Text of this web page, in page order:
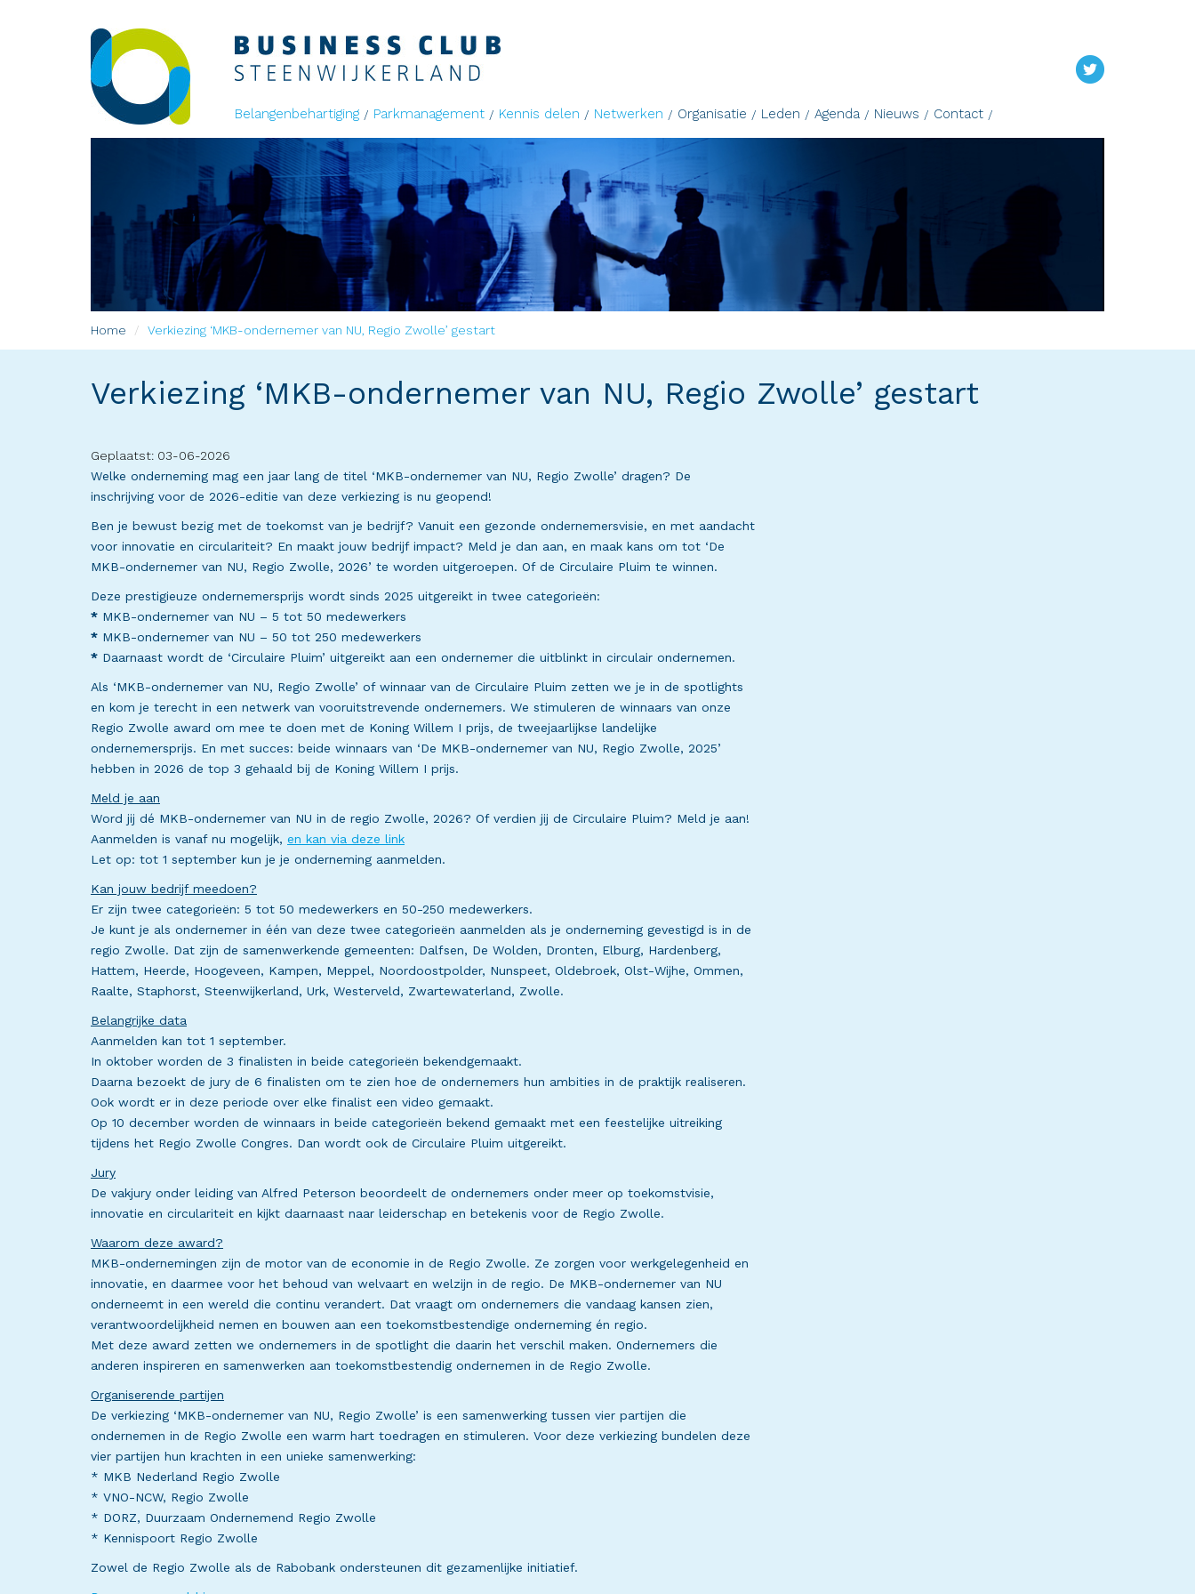
Belangenbehartiging Parkmanagement Kennis delen Netwerken Organisatie Leden Agenda Nieuws Contact
Home Verkiezing ‘MKB-ondernemer van NU, Regio Zwolle’ gestart
Verkiezing ‘MKB-ondernemer van NU, Regio Zwolle’ gestart
Geplaatst: 03-06-2026
Welke onderneming mag een jaar lang de titel ‘MKB-ondernemer van NU, Regio Zwolle’ dragen? De
inschrijving voor de 2026-editie van deze verkiezing is nu geopend!
Ben je bewust bezig met de toekomst van je bedrijf? Vanuit een gezonde ondernemersvisie, en met aandacht
voor innovatie en circulariteit? En maakt jouw bedrijf impact? Meld je dan aan, en maak kans om tot ‘De
MKB-ondernemer van NU, Regio Zwolle, 2026’ te worden uitgeroepen. Of de Circulaire Pluim te winnen.
Deze prestigieuze ondernemersprijs wordt sinds 2025 uitgereikt in twee categorieën:
* MKB-ondernemer van NU – 5 tot 50 medewerkers
* MKB-ondernemer van NU – 50 tot 250 medewerkers
* Daarnaast wordt de ‘Circulaire Pluim’ uitgereikt aan een ondernemer die uitblinkt in circulair ondernemen.
Als ‘MKB-ondernemer van NU, Regio Zwolle’ of winnaar van de Circulaire Pluim zetten we je in de spotlights
en kom je terecht in een netwerk van vooruitstrevende ondernemers. We stimuleren de winnaars van onze
Regio Zwolle award om mee te doen met de Koning Willem I prijs, de tweejaarlijkse landelijke
ondernemersprijs. En met succes: beide winnaars van ‘De MKB-ondernemer van NU, Regio Zwolle, 2025’
hebben in 2026 de top 3 gehaald bij de Koning Willem I prijs.
Meld je aan
Word jij dé MKB-ondernemer van NU in de regio Zwolle, 2026? Of verdien jij de Circulaire Pluim? Meld je aan!
Aanmelden is vanaf nu mogelijk, en kan via deze link
Let op: tot 1 september kun je je onderneming aanmelden.
Kan jouw bedrijf meedoen?
Er zijn twee categorieën: 5 tot 50 medewerkers en 50-250 medewerkers.
Je kunt je als ondernemer in één van deze twee categorieën aanmelden als je onderneming gevestigd is in de
regio Zwolle. Dat zijn de samenwerkende gemeenten: Dalfsen, De Wolden, Dronten, Elburg, Hardenberg,
Hattem, Heerde, Hoogeveen, Kampen, Meppel, Noordoostpolder, Nunspeet, Oldebroek, Olst-Wijhe, Ommen,
Raalte, Staphorst, Steenwijkerland, Urk, Westerveld, Zwartewaterland, Zwolle.
Belangrijke data
Aanmelden kan tot 1 september.
In oktober worden de 3 finalisten in beide categorieën bekendgemaakt.
Daarna bezoekt de jury de 6 finalisten om te zien hoe de ondernemers hun ambities in de praktijk realiseren.
Ook wordt er in deze periode over elke finalist een video gemaakt.
Op 10 december worden de winnaars in beide categorieën bekend gemaakt met een feestelijke uitreiking
tijdens het Regio Zwolle Congres. Dan wordt ook de Circulaire Pluim uitgereikt.
Jury
De vakjury onder leiding van Alfred Peterson beoordeelt de ondernemers onder meer op toekomstvisie,
innovatie en circulariteit en kijkt daarnaast naar leiderschap en betekenis voor de Regio Zwolle.
Waarom deze award?
MKB-ondernemingen zijn de motor van de economie in de Regio Zwolle. Ze zorgen voor werkgelegenheid en
innovatie, en daarmee voor het behoud van welvaart en welzijn in de regio. De MKB-ondernemer van NU
onderneemt in een wereld die continu verandert. Dat vraagt om ondernemers die vandaag kansen zien,
verantwoordelijkheid nemen en bouwen aan een toekomstbestendige onderneming én regio.
Met deze award zetten we ondernemers in de spotlight die daarin het verschil maken. Ondernemers die
anderen inspireren en samenwerken aan toekomstbestendig ondernemen in de Regio Zwolle.
Organiserende partijen
De verkiezing ‘MKB-ondernemer van NU, Regio Zwolle’ is een samenwerking tussen vier partijen die
ondernemen in de Regio Zwolle een warm hart toedragen en stimuleren. Voor deze verkiezing bundelen deze
vier partijen hun krachten in een unieke samenwerking:
* MKB Nederland Regio Zwolle
* VNO-NCW, Regio Zwolle
* DORZ, Duurzaam Ondernemend Regio Zwolle
* Kennispoort Regio Zwolle
Zowel de Regio Zwolle als de Rabobank ondersteunen dit gezamenlijke initiatief.